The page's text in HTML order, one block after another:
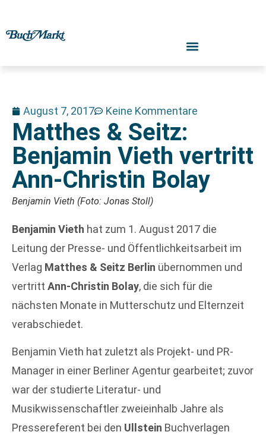
August 7, 2017 Keine Kommentare
Matthes & Seitz:
Benjamin Vieth vertritt
Ann-Christin Bolay
Benjamin Vieth (Foto: Jonas Stoll)
Benjamin Vieth hat zum 1. August 2017 die
Leitung der Presse- und Öffentlichkeitsarbeit im
Verlag Matthes & Seitz Berlin übernommen und
vertritt Ann-Christin Bolay, die sich für die
nächsten Monate in Mutterschutz und Elternzeit
verabschiedet.
Benjamin Vieth hat zuletzt als Projekt- und PR-
Manager in einer Berliner Agentur gearbeitet; zuvor
war der studierte Literatur- und
Musikwissenschaftler zweieinhalb Jahre als
Pressereferent bei den Ullstein Buchverlagen